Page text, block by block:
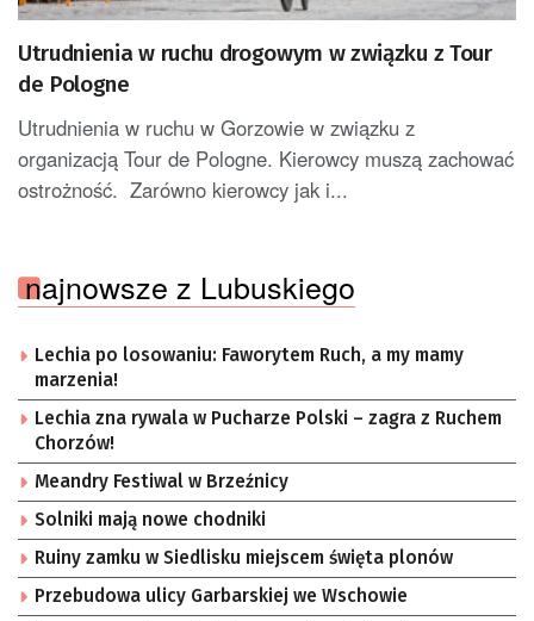
Utrudnienia w ruchu drogowym w związku z Tour
de Pologne
Utrudnienia w ruchu w Gorzowie w związku z
organizacją Tour de Pologne. Kierowcy muszą zachować
ostrożność. Zarówno kierowcy jak i...
najnowsze z Lubuskiego
Lechia po losowaniu: Faworytem Ruch, a my mamy
marzenia!
Lechia zna rywala w Pucharze Polski – zagra z Ruchem
Chorzów!
Meandry Festiwal w Brzeźnicy
Solniki mają nowe chodniki
Ruiny zamku w Siedlisku miejscem święta plonów
Przebudowa ulicy Garbarskiej we Wschowie